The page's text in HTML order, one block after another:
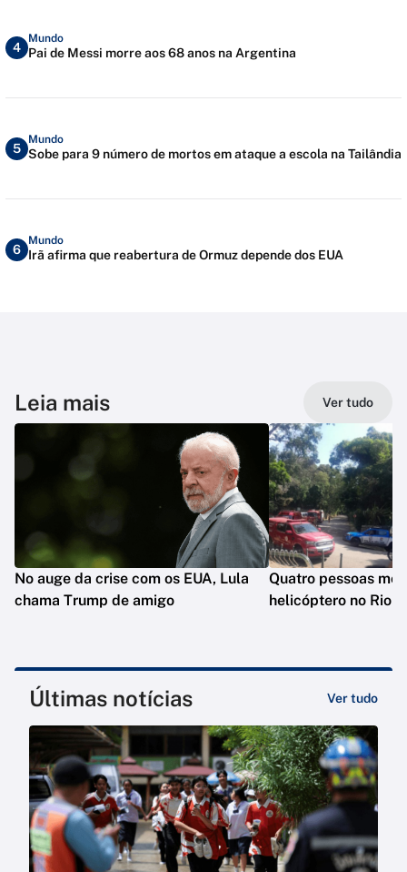
4
Mundo
Pai de Messi morre aos 68 anos na Argentina
5
Mundo
Sobe para 9 número de mortos em ataque a escola na Tailândia
6
Mundo
Irã afirma que reabertura de Ormuz depende dos EUA
Leia mais Ver tudo
No auge da crise com os EUA, Lula
chama Trump de amigo
Quatro pessoas
helicóptero no Rio
Últimas notícias Ver tudo